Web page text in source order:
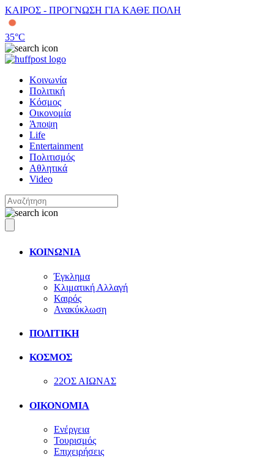
ΚΑΙΡΟΣ - ΠΡΟΓΝΩΣΗ ΓΙΑ ΚΑΘΕ ΠΟΛΗ
35°C
Κοινωνία
Πολιτική
Κόσμος
Οικονομία
Άποψη
Life
Entertainment
Πολιτισμός
Αθλητικά
Video
ΚΟΙΝΩΝΙΑ
Έγκλημα
Κλιματική Αλλαγή
Καιρός
Ανακύκλωση
ΠΟΛΙΤΙΚΗ
ΚΟΣΜΟΣ
22ΟΣ ΑΙΩΝΑΣ
ΟΙΚΟΝΟΜΙΑ
Ενέργεια
Τουρισμός
Επιχειρήσεις